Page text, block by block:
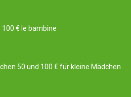
100 € le bambine
50 und 100 € für kleine Mädchen